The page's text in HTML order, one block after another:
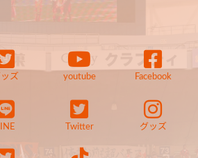
ズ youtube Facebook
Twitter グッズ